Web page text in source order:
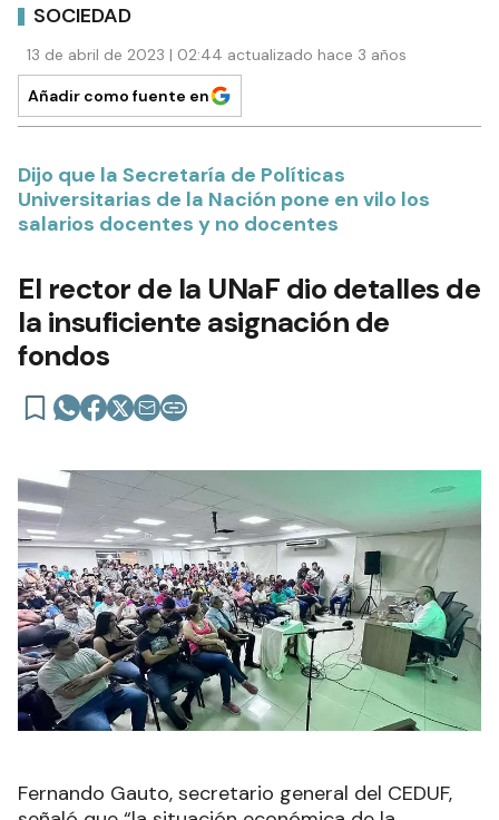
SOCIEDAD
13 de abril de 2023 | 02:44 actualizado hace 3 años
Añadir como fuente en
Dijo que la Secretaría de Políticas
Universitarias de la Nación pone en vilo los
salarios docentes y no docentes
El rector de la UNaF dio detalles de
la insuficiente asignación de
fondos
Fernando Gauto, secretario general del CEDUF,